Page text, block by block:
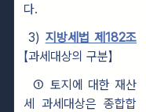
다.
3) 지방세법 제182조
【과세대상의 구분】
① 토지에 대한 재산
세 과세대상은 종합합